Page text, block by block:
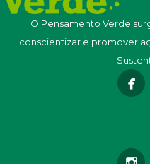
O Pensamento Verde
conscientizar e promover